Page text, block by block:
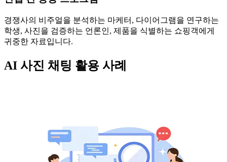
경쟁사의 비주얼을 분석하는 마케터, 다이어그램을 연구하는
학생, 사진을 검증하는 언론인, 제품을 식별하는 쇼핑객에게
귀중한 자료입니다.
AI 사진 채팅 활용 사례